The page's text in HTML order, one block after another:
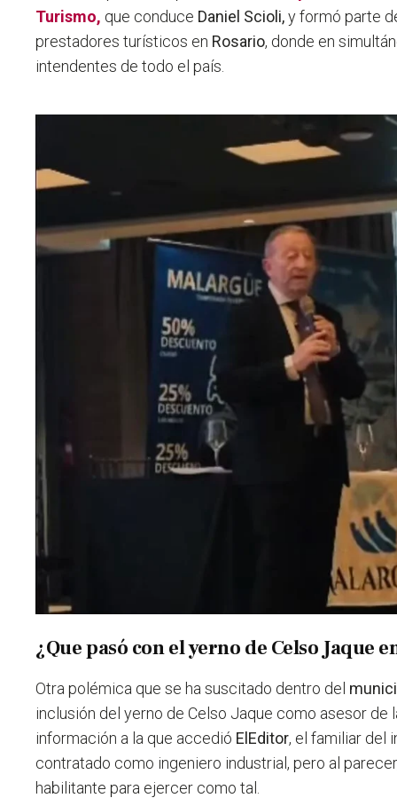
Turismo, que conduce Daniel Scioli,y formó parte
prestadores turísticos en Rosario, donde en
intendentes de todo el país.
¿Que pasó con el yerno de Celso Jaque
Otra polémica que se ha suscitado dentro del
inclusión del yerno de Celso Jaque como asesor de
información a la que accedió ElEditor, el familiar del
contratado como ingeniero industrial, pero al
habilitante para ejercer como tal.